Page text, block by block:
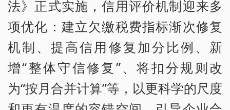
法》正式实施，信用评价机制迎来多
项优化：建立欠缴税费指标渐次修复
机制、提高信用修复加分比例、新
增“整体守信修复”、将扣分规则改
为“按月合并计算”等，以更科学的尺度